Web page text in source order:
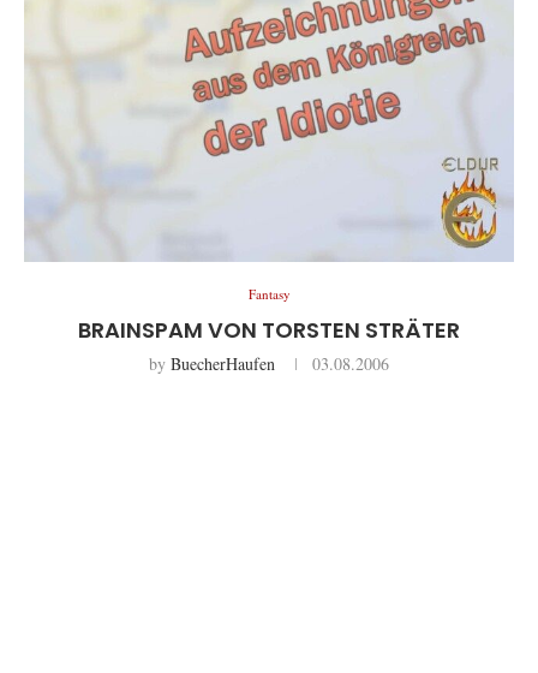
Fantasy
BRAINSPAM VON TORSTEN STRÄTER
by BuecherHaufen 03.08.2006